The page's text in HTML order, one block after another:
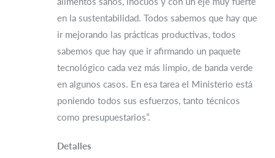
en la sustentabilidad. Todos sabemos que hay que
ir mejorando las prácticas productivas, todos
sabemos que hay que ir afirmando un paquete
tecnológico cada vez más limpio, de banda verde
en algunos casos. En esa tarea el Ministerio está
poniendo todos sus esfuerzos, tanto técnicos
como presupuestarios”.
Detalles